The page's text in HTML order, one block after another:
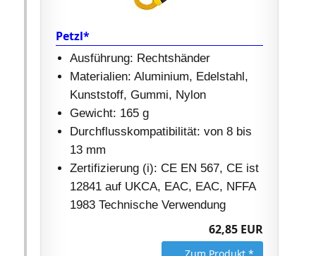
Petzl*
Ausführung: Rechtshänder
Materialien: Aluminium, Edelstahl,
Kunststoff, Gummi, Nylon
Gewicht: 165 g
Durchflusskompatibilität: von 8 bis
13 mm
Zertifizierung (i): CE EN 567, CE ist
12841 auf UKCA, EAC, EAC, NFFA
1983 Technische Verwendung
62,85 EUR